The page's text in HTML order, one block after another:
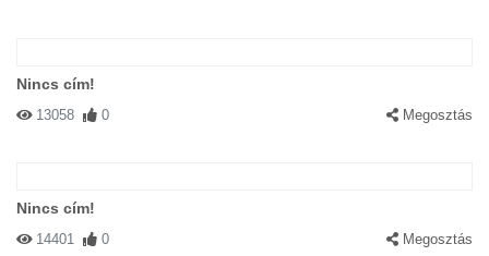
Nincs cím!
13058 0 Megosztás
Nincs cím!
14401 0 Megosztás